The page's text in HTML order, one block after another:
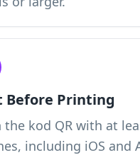
Before Printing
the kod QR with at
including iOS and